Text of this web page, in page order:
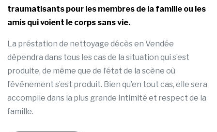
traumatisants pour les membres de la famille ou les
amis qui voient le corps sans vie.
La préstation de nettoyage décès en Vendée
dépendra dans tous les cas de la situation qui s’est
produite, de même que de l’état de la scène où
l’événement s’est produit. Bien qu’en tout cas, elle sera
accomplie dans la plus grande intimité et respect de la
famille.